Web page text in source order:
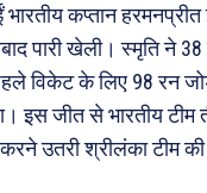
भारतीय कप्तान
पारी खेली। स्मृति ने
विकेट के लिए 98 रन
इस जीत से भारतीय
करने उतरी श्रीलंका